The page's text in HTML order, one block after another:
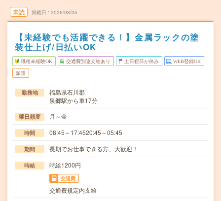
未読 掲載日 2026/08/05
【未経験でも活躍できる！】金属ラックの塗
装仕上げ/日払いOK
職種未経験OK 交通費別途支給あり 土日祝日が休み WEB登録OK
派遣
勤務地
福島県石川郡
泉郷駅から車17分
曜日頻度 月～金
時間 08:45～17:4520:45～05:45
期間 長期でお仕事できる方、大歓迎！
時給 時給1200円
交通費
交通費規定内支給